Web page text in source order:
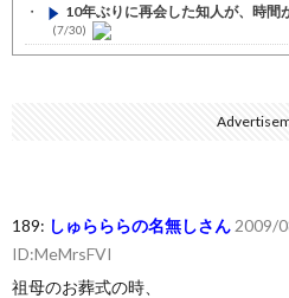
10年ぶりに再会した知人が、時間
(7/30)
娘の誕生日に焼肉に向かう途中で
いきなり円高 (7/30)
【セール】Apple Apple Watch、
189: しゅらららの名無しさん 2009/
ID:MeMrsFVI
祖母のお葬式の時、